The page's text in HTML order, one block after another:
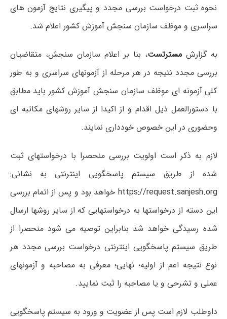
نحوه ثبت درخواست بررسی مجدد و پیگیری نتایج آزمون های
سراسری و موظف سازمان سنجش آموزش کشور اعلام شد.
به گزارشمسترتست، بنا بر اعلام سازمان سنجش، متقاضیان
بررسی مجدد نتیجه در هر مرحله از آزمونهای سراسری و به طور
کلی آزمونه ای موظف سازمان سنجش آموزش کشور باید مطابق
با دستورالعمل ذیل اقدام و از اکیدا از سایر روشهای مکاتبه ای
وحضوری در این خصوص خودداری نمایند.
لازم به ذکر است اولویت بررسی منحصرا با درخواستهای ثبت
شده از طریق سیستم پاسخگویی اینترنتی به نشانی:
https://request.sanjesh.org خواهد بود و پس از اتمام بررسی
این دسته از درخواستها به درخواستهایی که از سایر روشها ارسال
شده رسیدگی خواهد شد بنابراین توصیه می شود منحصرا از
طریق سیستم پاسخگویی اینترنتی درخواست بررسی مجدد هر
نوع نتیجه اعم از اولیه؛ نهایی؛ معرفی به مصاحبه و آزمونهای
عملی و تشرحی و یا مصاحبه را ثبت نمایید.
داوطلب لازم است پس از عضویت و ورود به سیستم پاسخگویی